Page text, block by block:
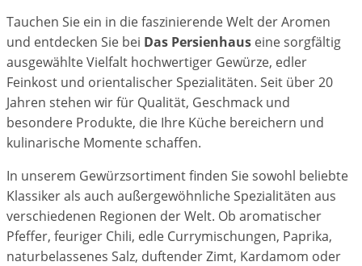
Tauchen Sie ein in die faszinierende Welt der Aromen
und entdecken Sie bei Das Persienhaus eine sorgfältig
ausgewählte Vielfalt hochwertiger Gewürze, edler
Feinkost und orientalischer Spezialitäten. Seit über 20
Jahren stehen wir für Qualität, Geschmack und
besondere Produkte, die Ihre Küche bereichern und
kulinarische Momente schaffen.
In unserem Gewürzsortiment finden Sie sowohl beliebte
Klassiker als auch außergewöhnliche Spezialitäten aus
verschiedenen Regionen der Welt. Ob aromatischer
Pfeffer, feuriger Chili, edle Currymischungen, Paprika,
naturbelassenes Salz, duftender Zimt, Kardamom oder